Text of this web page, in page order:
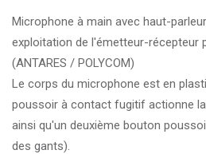
Microphone à main avec haut-
exploitation de l'émetteur-récepteur
(ANTARES / POLYCOM)
Le corps du microphone est en
poussoir à contact fugitif actionne
ainsi qu'un deuxième bouton
des gants).